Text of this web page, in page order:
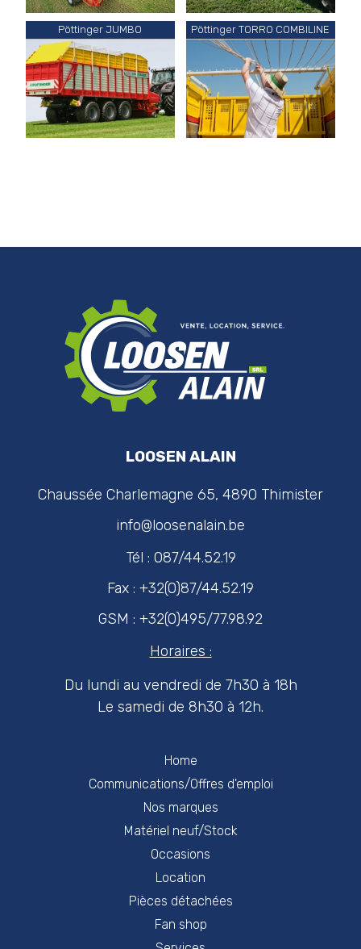
Pöttinger JUMBO Pöttinger TORRO COMBILINE
Home
Communications/Offres d'emploi
Nos marques
Matériel neuf/Stock
Occasions
Location
Pièces détachées
Fan shop
LOOSEN ALAIN
Chaussée Charlemagne 65, 4890 Thimister
info@loosenalain.be
Tél : 087/44.52.19
Fax : +32(0)87/44.52.19
GSM : +32(0)495/77.98.92
Horaires :
Du lundi au vendredi de 7h30 à 18h
Le samedi de 8h30 à 12h.